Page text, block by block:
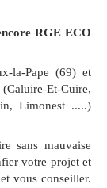
RGE ECO
la-Pape (69) et
Et-Cuire,
Limonest .....)
sans mauvaise
votre projet et
vous conseiller.